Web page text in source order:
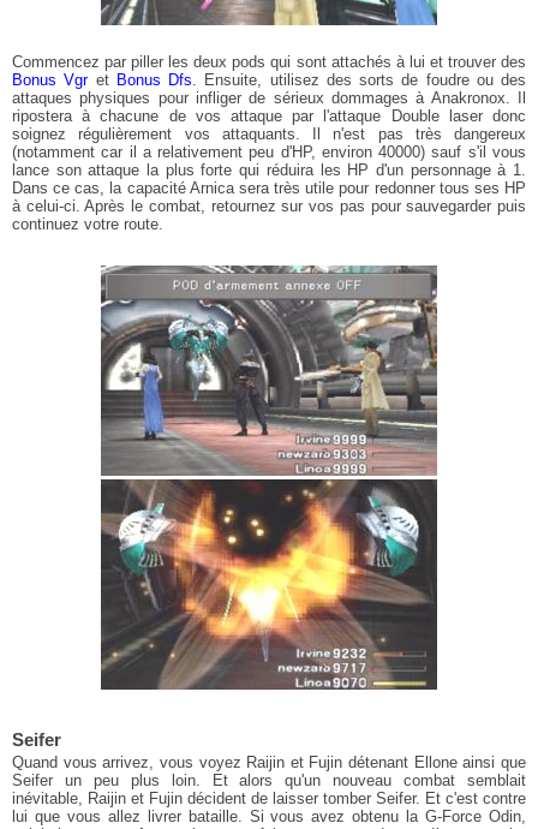
Commencez par piller les deux pods qui sont attachés à lui et trouver des
Bonus Vgret Bonus Dfs. Ensuite, utilisez des sorts de foudre ou des
attaques physiques pour infliger de sérieux dommages à Anakronox. Il
ripostera à chacune de vos attaque par l'attaque Double laser donc
soignez régulièrement vos attaquants. Il n'est pas très dangereux
(notamment car il a relativement peu d'HP, environ 40000) sauf s'il vous
lance son attaque la plus forte qui réduira les HP d'un personnage à 1.
Dans ce cas, la capacité Arnica sera très utile pour redonner tous ses HP
à celui-ci. Après le combat, retournez sur vos pas pour sauvegarder puis
continuez votre route.
Seifer
Quand vous arrivez, vous voyez Raijin et Fujin détenant Ellone ainsi que
Seifer un peu plus loin. Et alors qu'un nouveau combat semblait
inévitable, Raijin et Fujin décident de laisser tomber Seifer. Et c'est contre
lui que vous allez livrer bataille. Si vous avez obtenu la G-Force Odin,